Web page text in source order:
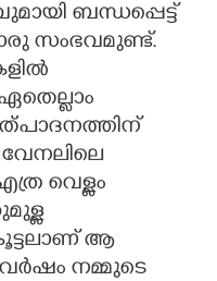
ബന്ധപ്പെട്ട്
സംഭവമുണ്ട്.
വെള്ളം
ആ
വർഷം നമ്മുടെ